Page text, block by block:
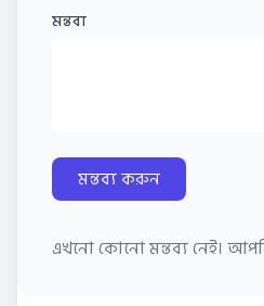
মন্তব্য
মন্তব্য করুন
এখনো কোনো মন্তব্য নেই।